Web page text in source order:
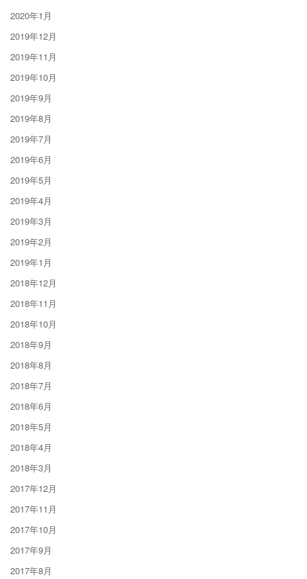
2020年1月
2019年12月
2019年11月
2019年10月
2019年9月
2019年8月
2019年7月
2019年6月
2019年5月
2019年4月
2019年3月
2019年2月
2019年1月
2018年12月
2018年11月
2018年10月
2018年9月
2018年8月
2018年7月
2018年6月
2018年5月
2018年4月
2018年3月
2017年12月
2017年11月
2017年10月
2017年9月
2017年8月